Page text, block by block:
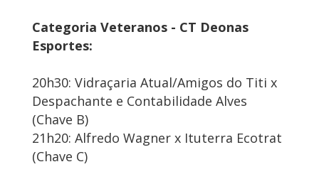
Categoria Veteranos - CT Deonas
Esportes:
20h30: Vidraçaria Atual/Amigos do Titi x
Despachante e Contabilidade Alves
(Chave B)
21h20: Alfredo Wagner x Ituterra Ecotrat
(Chave C)